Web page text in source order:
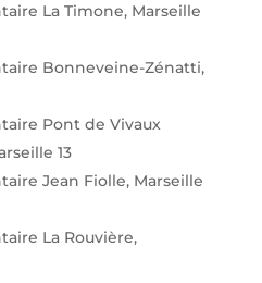
La Timone, Marseille
Bonneveine-Zénatti,
Pont de Vivaux
13
Jean Fiolle, Marseille
La Rouvière,